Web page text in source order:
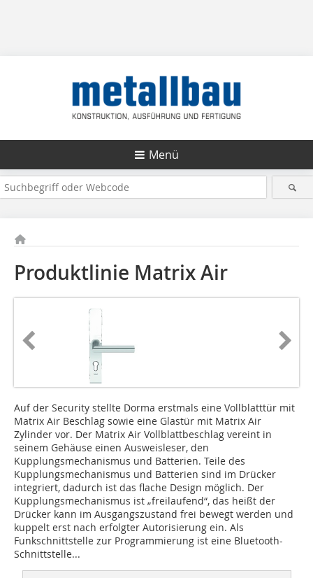
Menü
Produktlinie Matrix Air
Auf der Security stellte Dorma erstmals eine Vollblatttür mit
Matrix Air Beschlag sowie eine Glastür mit Matrix Air
Zylinder vor. Der Matrix Air Vollblattbeschlag vereint in
seinem Gehäuse einen Ausweisleser, den
Kupplungsmechanismus und Batterien. Teile des
Kupplungsmechanismus und Batterien sind im Drücker
integriert, dadurch ist das flache Design möglich. Der
Kupplungsmechanismus ist „freilaufend“, das heißt der
Drücker kann im Ausgangszustand frei bewegt werden und
kuppelt erst nach erfolgter Autorisierung ein. Als
Funkschnittstelle zur Programmierung ist eine Bluetooth-
Schnittstelle...